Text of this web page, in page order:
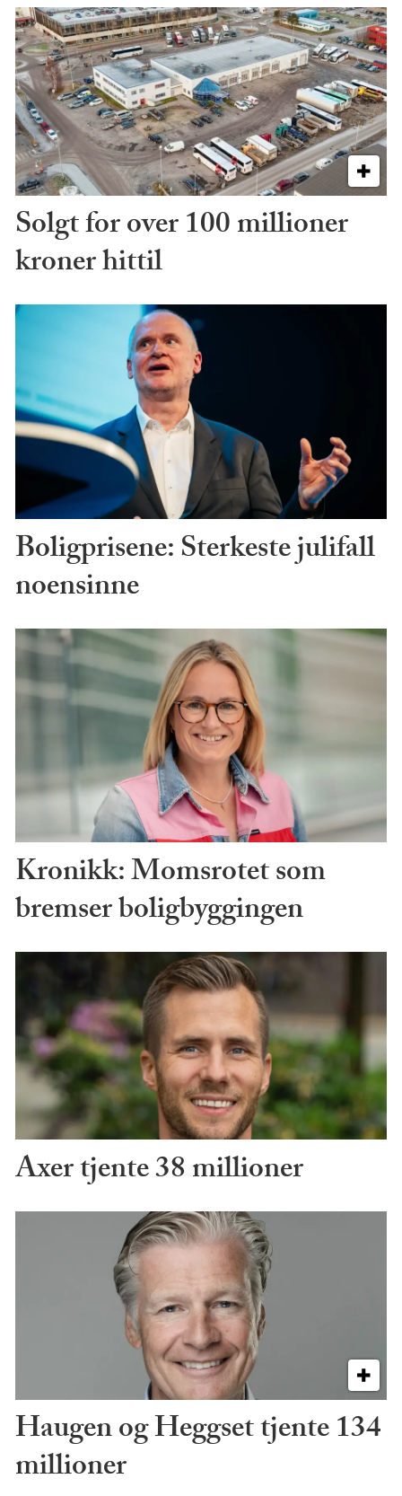
Solgt for over 100 millioner
kroner hittil
Boligprisene: Sterkeste julifall
noensinne
Kronikk: Momsrotet som
bremser boligbyggingen
Axer tjente 38 millioner
Haugen og Heggset tjente 134
millioner